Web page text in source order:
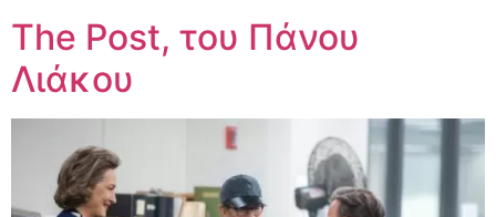
The Post, του Πάνου
Λιάκου